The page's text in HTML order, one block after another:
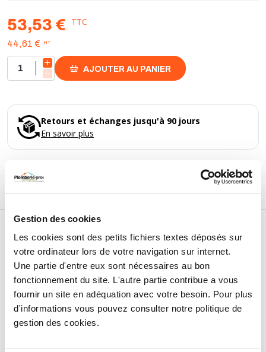
Gestion des cookies
Les cookies sont des petits fichiers textes déposés sur
votre ordinateur lors de votre navigation sur internet.
Une partie d'entre eux sont nécessaires au bon
fonctionnement du site. L'autre partie contribue a vous
fournir un site en adéquation avec votre besoin. Pour plus
d'informations vous pouvez consulter notre politique de
gestion des cookies.
53,53 € TTC
44,61 € HT
AJOUTER AU PANIER
Retours et échanges jusqu'à 90 jours
En savoir plus
DESCRIPTIF
Type de produit Produit d'entretien
Marque Geb